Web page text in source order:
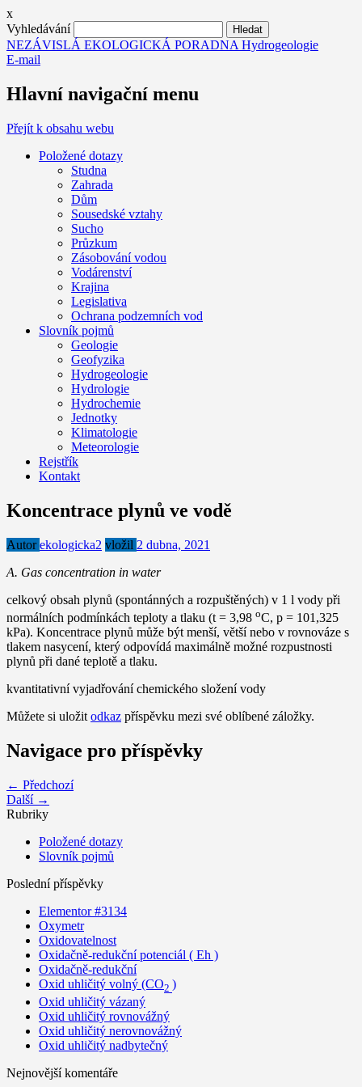
x
Vyhledávání
NEZÁVISLÁ EKOLOGICKÁ PORADNA Hydrogeologie
E-mail
Hlavní navigační menu
Přejít k obsahu webu
Položené dotazy
Studna
Zahrada
Dům
Sousedské vztahy
Sucho
Průzkum
Zásobování vodou
Vodárenství
Krajina
Legislativa
Ochrana podzemních vod
Slovník pojmů
Geologie
Geofyzika
Hydrogeologie
Hydrologie
Hydrochemie
Jednotky
Klimatologie
Meteorologie
Rejstřík
Kontakt
Koncentrace plynů ve vodě
Autorekologicka2 vložil 2 dubna, 2021
A. Gas concentration in water
celkový obsah plynů (spontánných a rozpuštěných) v 1 l vody při
normálních podmínkách teploty a tlaku (t = 3,98 oC, p = 101,325
kPa). Koncentrace plynů může být menší, větší nebo v rovnováze s
tlakem nasycení, který odpovídá maximálně možné rozpustnosti
plynů při dané teplotě a tlaku.
kvantitativní vyjadřování chemického složení vody
Můžete si uložit odkaz příspěvku mezi své oblíbené záložky.
Navigace pro příspěvky
← Předchozí
Další →
Rubriky
Položené dotazy
Slovník pojmů
Poslední příspěvky
Elementor #3134
Oxymetr
Oxidovatelnost
Oxidačně-redukční potenciál ( Eh )
Oxidačně-redukční
Oxid uhličitý volný (CO2 )
Oxid uhličitý vázaný
Oxid uhličitý rovnovážný
Oxid uhličitý nerovnovážný
Oxid uhličitý nadbytečný
Nejnovější komentáře